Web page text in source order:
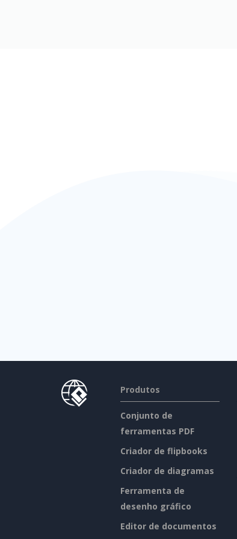
Produtos
Conjunto de
ferramentas PDF
Criador de flipbooks
Criador de diagramas
Ferramenta de
desenho gráfico
Editor de documentos